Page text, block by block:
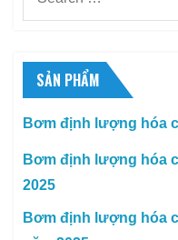
SẢN PHẨM
Bơm định lượng hóa
Bơm định lượng hóa
2025
Bơm định lượng hóa